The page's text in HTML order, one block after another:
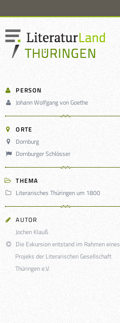
PERSON
Johann Wolfgang von Goethe
ORTE
Dornburg
Dornburger Schlösser
THEMA
Literarisches Thüringen um 1800
AUTOR
Jochen Klauß
Die Exkursion entstand im Rahmen eines
Projeks der Literarischen Gesellschaft
Thüringen e.V.